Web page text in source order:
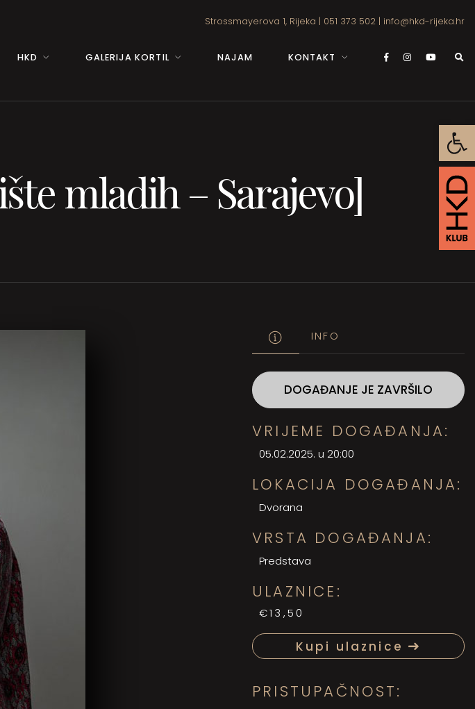
Strossmayerova 1, Rijeka | 051 373 502 | info@hkd-rijeka.hr
HKD GALERIJA KORTIL NAJAM KONTAKT
mladih – Sarajevo]
INFO
DOGAĐANJE JE ZAVRŠILO
VRIJEME DOGAĐANJA:
05.02.2025. u 20:00
LOKACIJA DOGAĐANJA:
Dvorana
VRSTA DOGAĐANJA:
Predstava
ULAZNICE:
€13,50
Kupi ulaznice
PRISTUPAČNOST: